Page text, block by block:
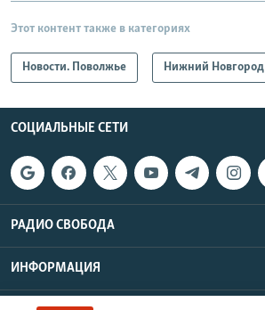
Этот контент также в категориях
Новости. Поволжье Нижний Новгород
СОЦИАЛЬНЫЕ СЕТИ
РАДИО СВОБОДА
ИНФОРМАЦИЯ